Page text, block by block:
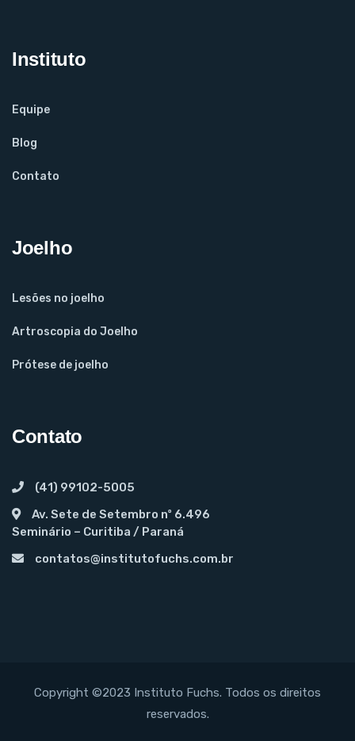
Instituto
Equipe
Blog
Contato
Joelho
Lesões no joelho
Artroscopia do Joelho
Prótese de joelho
Contato
(41) 99102-5005
Av. Sete de Setembro nº 6.496
Seminário – Curitiba / Paraná
contatos@institutofuchs.com.br
Copyright ©2023 Instituto Fuchs. Todos os direitos
reservados.